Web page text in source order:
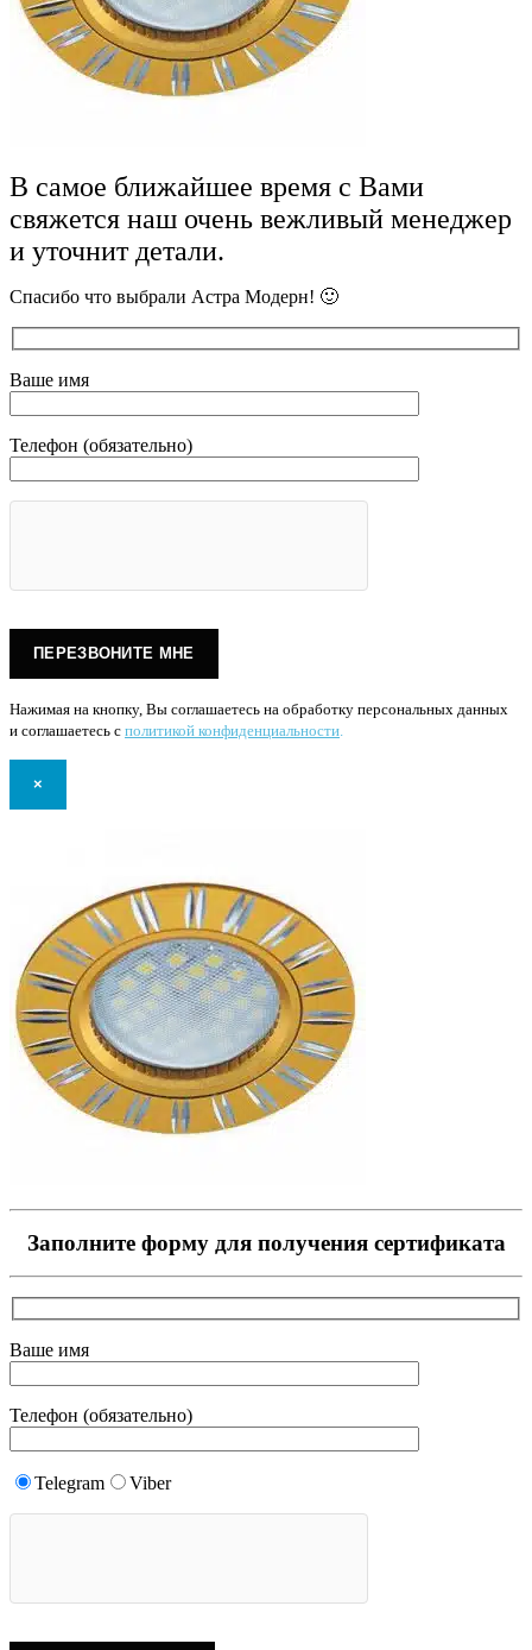
В самое ближайшее время с Вами
свяжется наш очень вежливый менеджер
и уточнит детали.
Спасибо что выбрали Астра Модерн! 🙂
Ваше имя
Телефон (обязательно)
Нажимая на кнопку, Вы соглашаетесь на обработку персональных данных
и соглашаетесь с политикой конфиденциальности.
×
Заполните форму для получения сертификата
Ваше имя
Телефон (обязательно)
Telegram Viber